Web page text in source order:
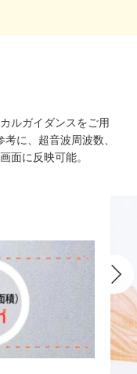
ルガイダンスをご用
に、超音波周波数、
面に反映可能。